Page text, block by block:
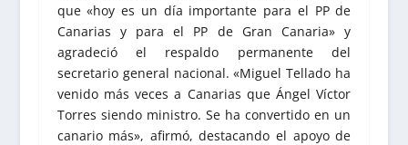
que «hoy es un día importante para el PP de
Canarias y para el PP de Gran Canaria» y
agradeció el respaldo permanente del
secretario general nacional. «Miguel Tellado ha
venido más veces a Canarias que Ángel Víctor
Torres siendo ministro. Se ha convertido en un
canario más», afirmó, destacando el apoyo de